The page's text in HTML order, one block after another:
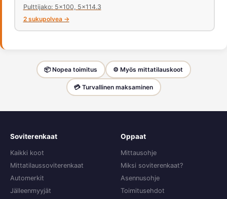
Pulttijako: 5x100, 5x114.3
2 sukupolvea →
📦 Nopea toimitus ⚙️ Myös mittatilauskoot
💳 Turvallinen maksaminen
Soviterenkaat
Kaikki koot
Mittatilaussoviterenkaat
Automerkit
Jälleenmyyjät
Oppaat
Mittausohje
Miksi soviterenkaat?
Asennusohje
Toimitusehdot